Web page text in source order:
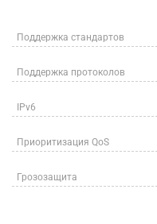
Поддержка стандартов
Поддержка протоколов
IPv6
Приоритизация QoS
Грозозащита